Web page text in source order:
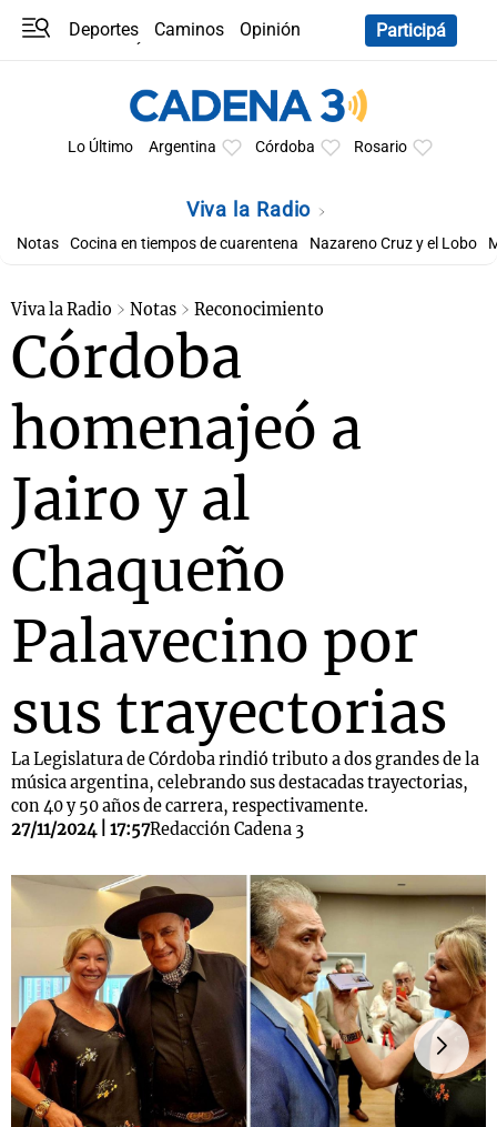
Deportes Caminos
Opinión
Participá
Lo Último Argentina Córdoba Rosario
Viva la Radio
Notas Cocina en tiempos de cuarentena Nazareno Cruz y el Lobo
Viva la Radio Notas Reconocimiento
Córdoba
homenajeó a
Jairo y al
Chaqueño
Palavecino por
sus trayectorias
La Legislatura de Córdoba rindió tributo a dos grandes de la
música argentina, celebrando sus destacadas trayectorias,
con 40 y 50 años de carrera, respectivamente.
27/11/2024 | 17:57Redacción Cadena 3
Notas
Notas